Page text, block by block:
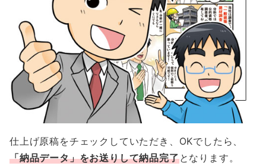
仕上げ原稿をチェックしていただき、OKでしたら、
「納品データ」をお送りして納品完了となります。